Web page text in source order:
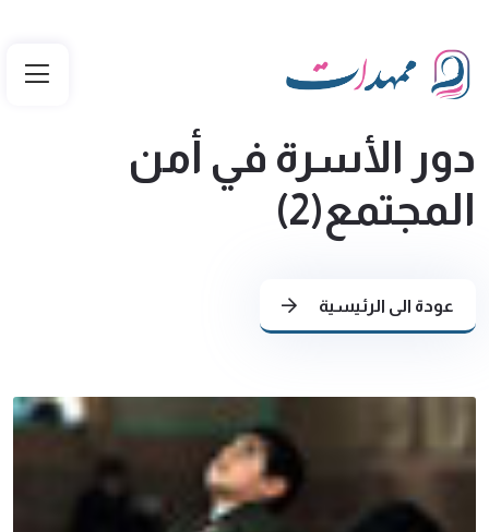
دور الأسرة في أمن
المجتمع(2)
عودة الى الرئيسية